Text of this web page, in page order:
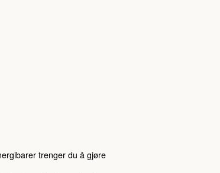
trenger du å gjøre